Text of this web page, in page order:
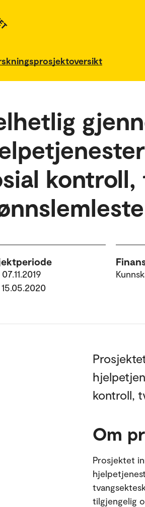
kontroll,
kontroll,
Om
Prosjektet
tilgjengelig